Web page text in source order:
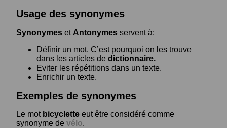
Usage des synonymes
Synonymes et Antonymes servent à:
Définir un mot. C’est pourquoi on les trouve
dans les articles de dictionnaire.
Eviter les répétitions dans un texte.
Enrichir un texte.
Exemples de synonymes
Le mot bicyclette eut être considéré comme
synonyme de vélo.